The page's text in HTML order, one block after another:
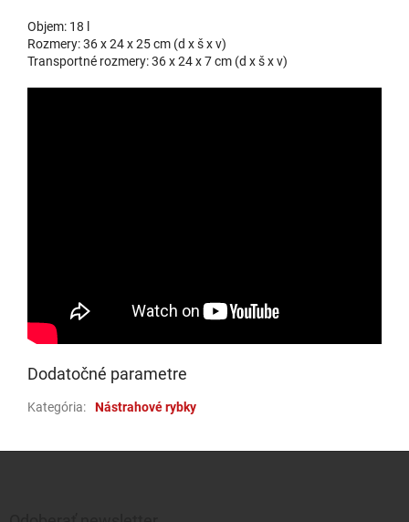
Objem: 18 l
Rozmery: 36 x 24 x 25 cm (d x š x v)
Transportné rozmery: 36 x 24 x 7 cm (d x š x v)
Dodatočné parametre
Kategória: Nástrahové rybky